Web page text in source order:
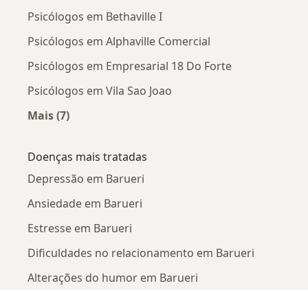
Psicólogos em Bethaville I
Psicólogos em Alphaville Comercial
Psicólogos em Empresarial 18 Do Forte
Psicólogos em Vila Sao Joao
Mais (7)
Doenças mais tratadas
Depressão em Barueri
Ansiedade em Barueri
Estresse em Barueri
Dificuldades no relacionamento em Barueri
Alterações do humor em Barueri